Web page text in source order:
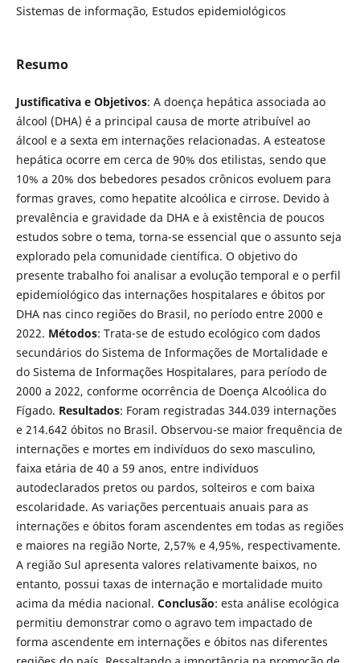
Sistemas de informação, Estudos epidemiológicos
Resumo
Justificativa e Objetivos: A doença hepática associada ao
álcool (DHA) é a principal causa de morte atribuível ao
álcool e a sexta em internações relacionadas. A esteatose
hepática ocorre em cerca de 90% dos etilistas, sendo que
10% a 20% dos bebedores pesados crônicos evoluem para
formas graves, como hepatite alcoólica e cirrose. Devido à
prevalência e gravidade da DHA e à existência de poucos
estudos sobre o tema, torna-se essencial que o assunto seja
explorado pela comunidade científica. O objetivo do
presente trabalho foi analisar a evolução temporal e o perfil
epidemiológico das internações hospitalares e óbitos por
DHA nas cinco regiões do Brasil, no período entre 2000 e
2022. Métodos: Trata-se de estudo ecológico com dados
secundários do Sistema de Informações de Mortalidade e
do Sistema de Informações Hospitalares, para período de
2000 a 2022, conforme ocorrência de Doença Alcoólica do
Fígado. Resultados: Foram registradas 344.039 internações
e 214.642 óbitos no Brasil. Observou-se maior frequência de
internações e mortes em indivíduos do sexo masculino,
faixa etária de 40 a 59 anos, entre indivíduos
autodeclarados pretos ou pardos, solteiros e com baixa
escolaridade. As variações percentuais anuais para as
internações e óbitos foram ascendentes em todas as regiões
e maiores na região Norte, 2,57% e 4,95%, respectivamente.
A região Sul apresenta valores relativamente baixos, no
entanto, possui taxas de internação e mortalidade muito
acima da média nacional. Conclusão: esta análise ecológica
permitiu demonstrar como o agravo tem impactado de
forma ascendente em internações e óbitos nas diferentes